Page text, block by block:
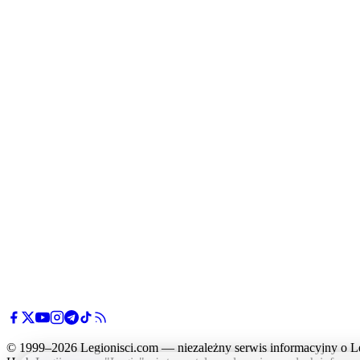
© 1999–2026 Legionisci.com — niezależny serwis informacyjny o